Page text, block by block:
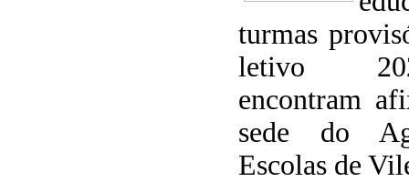
turmas
letivo
encontram
sede do
Escolas de